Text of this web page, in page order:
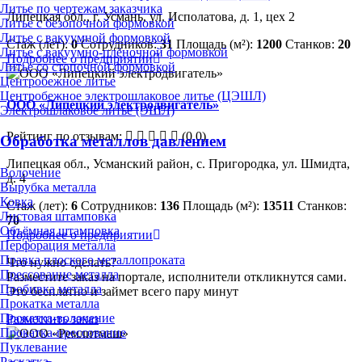
Литье по чертежам заказчика
Литье с безопочной формовкой
Литье с вакуумной формовкой
Литье с вакуумно-плёночной формовкой
Литье со стопочной формовкой
Центробежное литье
Центробежное электрошлаковое литье (ЦЭШЛ)
Электрошлаковое литье (ЭШЛ)
Обработка металлов давлением
Волочение
Вырубка металла
Ковка
Листовая штамповка
Объёмная штамповка
Перфорация металла
Правка плоского металлопроката
Прессование металла
Пробивка металла
Прокатка металла
Прокатка-волочение
Прокатка-прессование
Пуклевание
Липецкая обл., г. Усмань, ул. Исполатова, д. 1, цех 2
Стаж (лет):0 Сотрудников:31 Площадь (м²): 1200 Станков: 20
Подробнее о предприятии
ООО «Липецкий электродвигатель»
Рейтинг по отзывам:
(0.0)
Липецкая обл., Усманский район, с. Пригородка, ул. Шмидта,
д. 4
Стаж (лет): 6 Сотрудников: 136 Площадь (м²): 13511 Станков:
70
Подробнее о предприятии
Что нужно сделать?
Разместите заказ на портале, исполнители откликнутся сами.
Это бесплатно и займет всего пару минут
Разместить заказ